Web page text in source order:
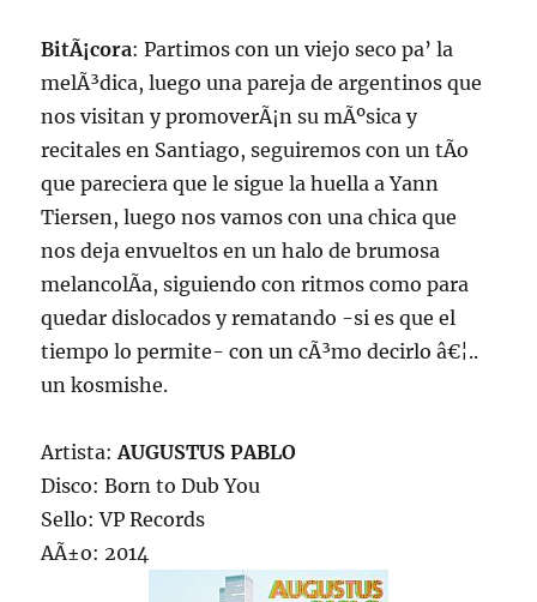
BitÃ¡cora: Partimos con un viejo seco pa’ la
melÃ³dica, luego una pareja de argentinos que
nos visitan y promoverÃ¡n su mÃºsica y
recitales en Santiago, seguiremos con un tÃ­o
que pareciera que le sigue la huella a Yann
Tiersen, luego nos vamos con una chica que
nos deja envueltos en un halo de brumosa
melancolÃ­a, siguiendo con ritmos como para
quedar dislocados y rematando -si es que el
tiempo lo permite- con un cÃ³mo decirlo â€¦..
un kosmishe.
Artista:AUGUSTUS PABLO
Disco: Born to Dub You
Sello: VP Records
AÃ±o: 2014